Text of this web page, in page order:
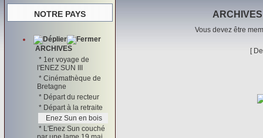
NOTRE PAYS
ARCHIVES
* 1er voyage de
l'ENEZ SUN III
* Cinémathèque de
Bretagne
* Départ du recteur
* Départ à la retraite
Enez Sun en bois
* L'Enez Sun couché
Vous devez être
[